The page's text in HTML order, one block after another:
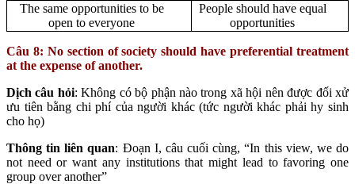
The same opportunities to be
open to everyone
People should have equal
opportunities
Câu 8: No section of society should have preferential treatment
at the expense of another.
Dịch câu hỏi: Không có bộ phận nào trong xã hội nên được đối xử
ưu tiên bằng chi phí của người khác (tức người khác phải hy sinh
cho họ)
Thông tin liên quan: Đoạn I, câu cuối cùng, “In this view, we do
not need or want any institutions that might lead to favoring one
group over another”